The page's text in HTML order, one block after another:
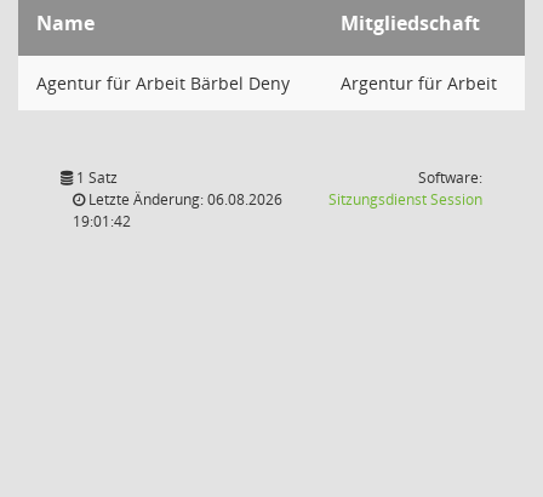
Name Mitgliedschaft
Agentur für Arbeit Bärbel Deny Argentur für Arbeit
1 Satz
Letzte Änderung: 06.08.2026
19:01:42
Software:
SitzungsdienstSession(Wird in